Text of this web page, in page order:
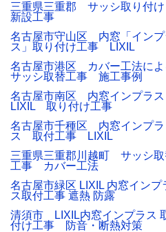
三重県三重郡 サッシ取り付
新設工事
名古屋市守山区 内窓「インプ
ス」取り付け工事 LIXIL
名古屋市港区 カバー工法によ
サッシ取替工事 施工事例
名古屋市南区 内窓インプラ
LIXIL 取り付け工事
名古屋市千種区 内窓インプラ
ス 取付工事 LIXIL
三重県三重郡川越町 サッシ
工事 カバー工法
名古屋市緑区 LIXIL 内窓インプ
ス取付工事 遮熱 防露
清須市 LIXIL内窓インプラス
付け工事 防音・断熱対策